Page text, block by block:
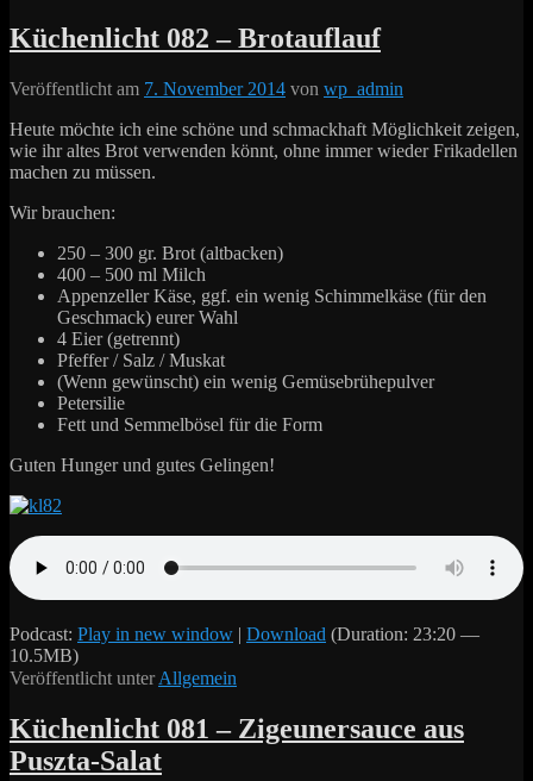
Küchenlicht 082 – Brotauflauf
Veröffentlicht am 7. November 2014 von wp_admin
Heute möchte ich eine schöne und schmackhaft Möglichkeit zeigen,
wie ihr altes Brot verwenden könnt, ohne immer wieder Frikadellen
machen zu müssen.
Wir brauchen:
250 – 300 gr. Brot (altbacken)
400 – 500 ml Milch
Appenzeller Käse, ggf. ein wenig Schimmelkäse (für den
Geschmack) eurer Wahl
4 Eier (getrennt)
Pfeffer / Salz / Muskat
(Wenn gewünscht) ein wenig Gemüsebrühepulver
Petersilie
Fett und Semmelbösel für die Form
Guten Hunger und gutes Gelingen!
Podcast: Play in new window | Download (Duration: 23:20 —
10.5MB)
Veröffentlicht unter Allgemein
Küchenlicht 081 – Zigeunersauce aus
Puszta-Salat